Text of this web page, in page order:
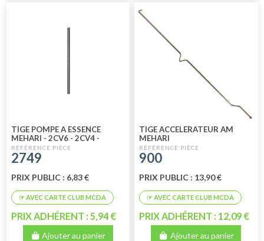
TIGE POMPE A ESSENCE
MEHARI - 2CV6 - 2CV4 -
ACADIANE - AMI 8
2749
PRIX PUBLIC : 6,83 €
PRIX ADHÉRENT : 5,94 €
Ajouter au panier
TIGE ACCELERATEUR AM
MEHARI
900
PRIX PUBLIC : 13,90 €
PRIX ADHÉRENT : 12,09 €
Ajouter au panier